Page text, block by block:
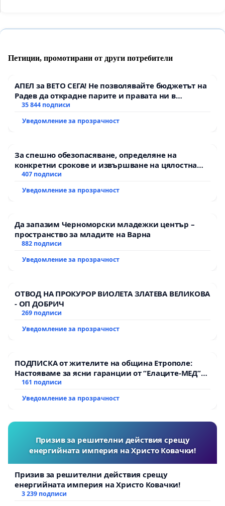
Петиции, промотирани от други потребители
АПЕЛ за ВЕТО СЕГА! Не позволявайте бюджетът на
Радев да открадне парите и правата ни в
тъмното
35 844 подписи
Уведомление за прозрачност
За спешно обезопасяване, определяне на
конкретни срокове и извършване на цялостна
рехабилитация на републиканския път между
Мирово - к.к. Момин проход
407 подписи
Уведомление за прозрачност
Да запазим Черноморски младежки център –
пространство за младите на Варна
882 подписи
Уведомление за прозрачност
ОТВОД НА ПРОКУРОР ВИОЛЕТА ЗЛАТЕВА ВЕЛИКОВА
- ОП ДОБРИЧ
269 подписи
Уведомление за прозрачност
ПОДПИСКА от жителите на община Етрополе:
Настояваме за ясни гаранции от “Елаците-МЕД”
АД и от държавата, че ще се изпълнят всички
161 подписи
Уведомление за прозрачност
Призив за решителни действия срещу
енергийната империя на Христо Ковачки!
Призив за решителни действия срещу
енергийната империя на Христо Ковачки!
3 239 подписи